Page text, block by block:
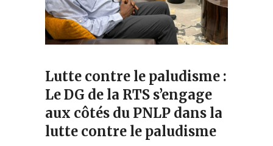
Lutte contre le paludisme :
Le DG de la RTS s’engage
aux côtés du PNLP dans la
lutte contre le paludisme